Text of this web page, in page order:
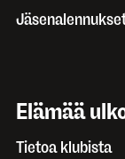
Elämää
Tietoa klubista